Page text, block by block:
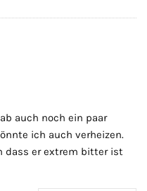
auch noch ein paar
ich auch verheizen.
dass er extrem bitter ist